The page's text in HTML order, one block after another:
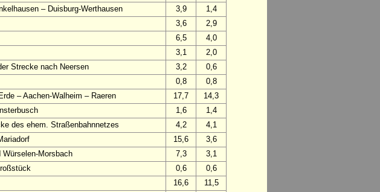
– Duisburg-Werthausen 3,9
1,4
3,6
2,9
6,5
4,0
3,1
2,0
Strecke nach Neersen 3,2
0,6
0,8
0,8
– Aachen-Walheim – Raeren 17,7
14,3
1,6
1,4
des ehem. Straßenbahnnetzes 4,2
4,1
15,6
3,6
Morsbach 7,3
3,1
0,6
0,6
16,6
11,5